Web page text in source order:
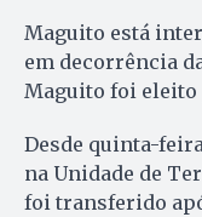
Maguito está
em decorrência
Maguito foi eleito
Desde quinta-
na Unidade de
foi transferido